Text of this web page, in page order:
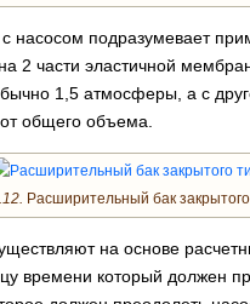
насосом подразумевает
2 части эластичной
1,5 атмосферы, а с
общего объема.
Расширительный бак
на основе
времени который должен